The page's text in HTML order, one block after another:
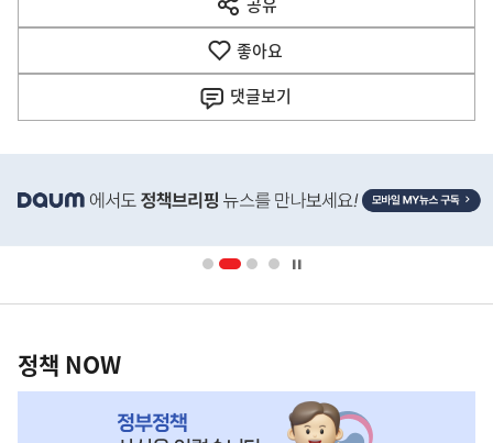
음
열
기
좋아요
댓글보기
단
영
책
NOW,
정책 NOW